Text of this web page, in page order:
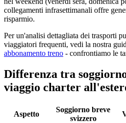
collegamenti infrasettimanali offre
risparmio.
Per un'analisi dettagliata dei trasporti
viaggiatori frequenti, vedi la nostra
abbonamento treno - confrontiamo le
Differenza tra
viaggio charter
Aspetto
Soggiorno breve
svizzero